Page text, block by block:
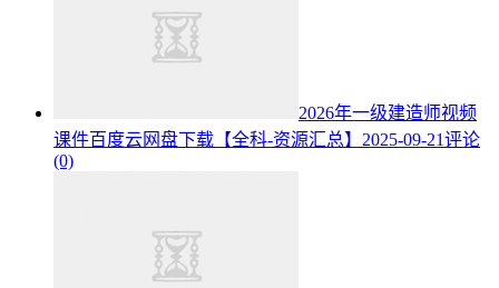
2026年一级建造师视频
课件百度云网盘下载【全科-资源汇总】 2025-09-21评论
(0)